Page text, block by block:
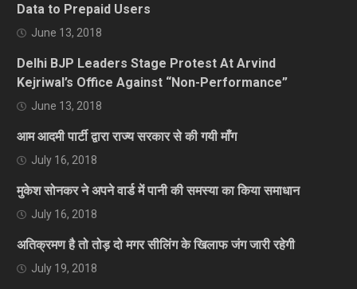
Data to Prepaid Users
June 13, 2018
Delhi BJP Leaders Stage Protest At Arvind
Kejriwal’s Office Against “Non-Performance”
June 13, 2018
आम आदमी पार्टी द्वारा राज्य सरकार से की गयी माँग
July 16, 2018
मुकेश सोनकर ने अपने वार्ड में पानी की समस्या का किया समाधान
July 16, 2018
अतिक्रमण है तो तोड़ दो मगर सीलिंग के खिलाफ जंग जारी रहेगी
July 19, 2018